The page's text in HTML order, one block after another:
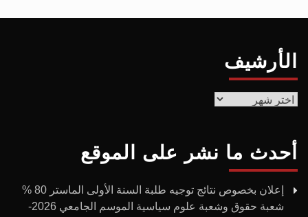
الأرشيف
الأرشيف
أحدث ما نشر على الموقع
إعلان بخصوص نتائج توجيه طلبة السنة الأولى الماستر 80 %
شعبة حقوق وشعبة علوم سياسية الموسم الجامعي 2026-